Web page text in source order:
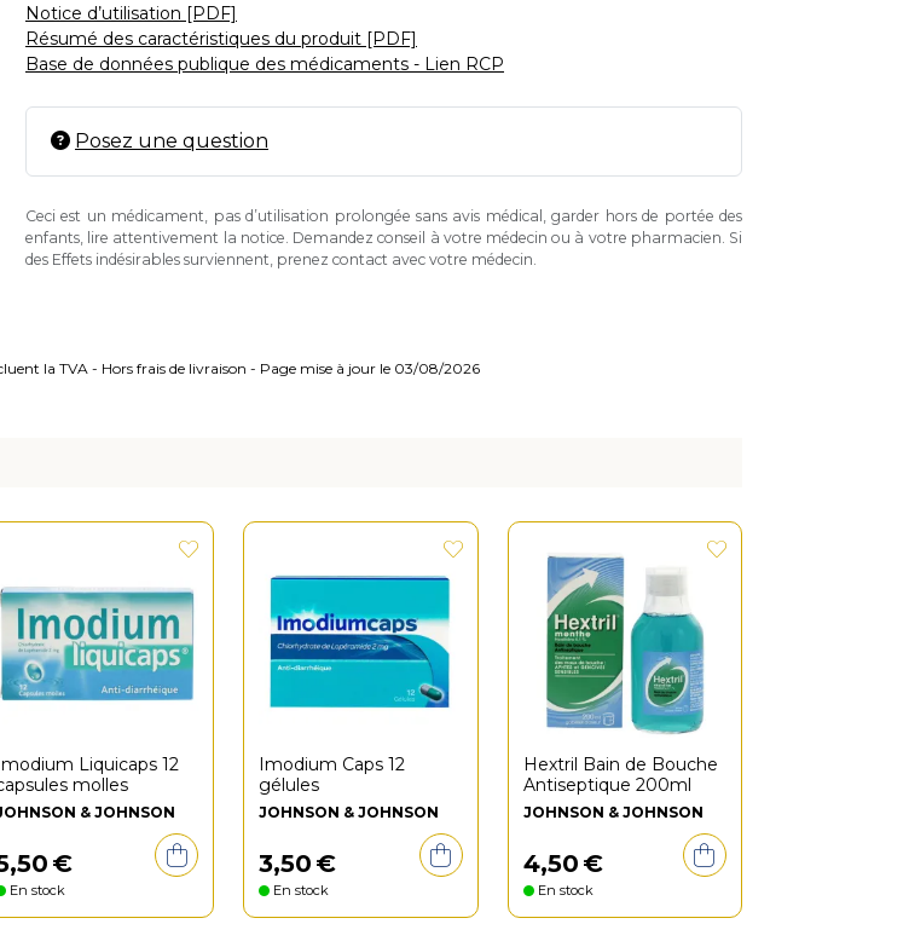
Notice d’utilisation [PDF]
Résumé des caractéristiques du produit [PDF]
Base de données publique des médicaments - Lien RCP
Posez une question
Ceci est un médicament, pas d’utilisation prolongée sans avis médical, garder hors de portée des
enfants, lire attentivement la notice. Demandez conseil à votre médecin ou à votre pharmacien. Si
des Effets indésirables surviennent, prenez contact avec votre médecin.
la TVA - Hors frais de livraison - Page mise à jour le 03/08/2026
Liquicaps 12
molles
& JOHNSON
,50 €
En stock
Imodium Caps 12
gélules
JOHNSON & JOHNSON
3,50 €
En stock
Hextril Bain de Bouche
Antiseptique 200ml
JOHNSON & JOHNSON
4,50 €
En stock